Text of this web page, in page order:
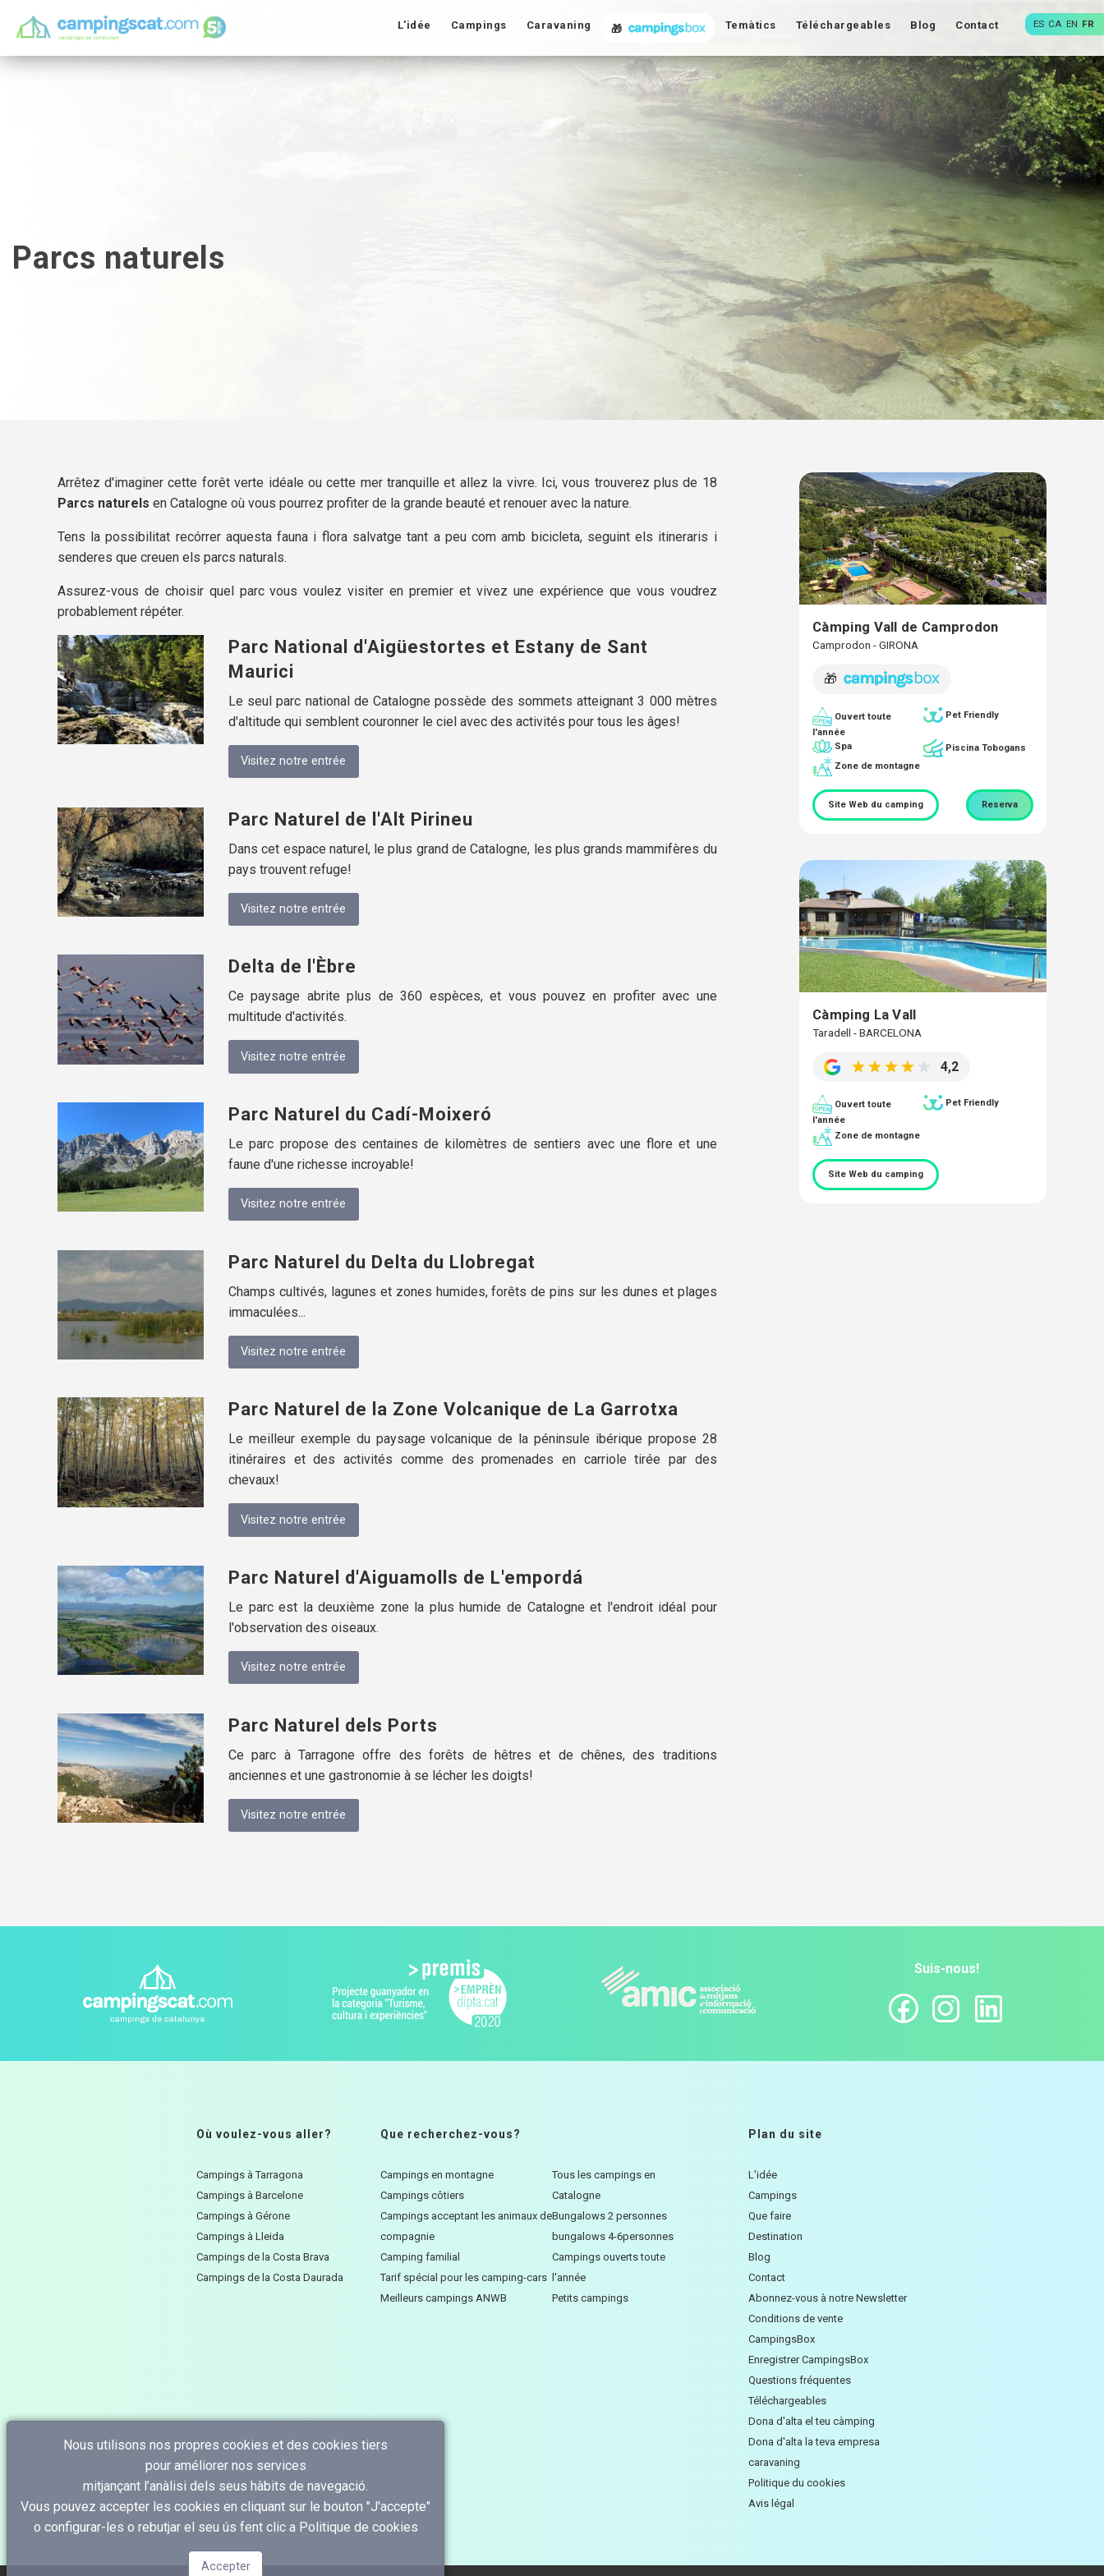
L'idée Campings Caravaning 🎁 Temàtics Téléchargeables Blog Contact ES CA EN FR
Parcs naturels
Arrêtez d'imaginer cette forêt verte idéale ou cette mer tranquille et allez la vivre. Ici, vous trouverez plus de 18
Parcs naturels en Catalogne où vous pourrez profiter de la grande beauté et renouer avec la nature.
Tens la possibilitat recórrer aquesta fauna i flora salvatge tant a peu com amb bicicleta, seguint els itineraris i
senderes que creuen els parcs naturals.
Assurez-vous de choisir quel parc vous voulez visiter en premier et vivez une expérience que vous voudrez
probablement répéter.
Parc National d'Aigüestortes et Estany de Sant
Maurici
Le seul parc national de Catalogne possède des sommets atteignant 3 000 mètres
d'altitude qui semblent couronner le ciel avec des activités pour tous les âges!
Visitez notre entrée
Parc Naturel de l'Alt Pirineu
Dans cet espace naturel, le plus grand de Catalogne, les plus grands mammifères du
pays trouvent refuge!
Visitez notre entrée
Delta de l'Èbre
Ce paysage abrite plus de 360 espèces, et vous pouvez en profiter avec une
multitude d'activités.
Visitez notre entrée
Parc Naturel du Cadí-Moixeró
Le parc propose des centaines de kilomètres de sentiers avec une flore et une
faune d'une richesse incroyable!
Visitez notre entrée
Parc Naturel du Delta du Llobregat
Champs cultivés, lagunes et zones humides, forêts de pins sur les dunes et plages
immaculées...
Visitez notre entrée
Parc Naturel de la Zone Volcanique de La Garrotxa
Le meilleur exemple du paysage volcanique de la péninsule ibérique propose 28
itinéraires et des activités comme des promenades en carriole tirée par des
chevaux!
Visitez notre entrée
Parc Naturel d'Aiguamolls de L'empordá
Le parc est la deuxième zone la plus humide de Catalogne et l'endroit idéal pour
l'observation des oiseaux.
Visitez notre entrée
Parc Naturel dels Ports
Ce parc à Tarragone offre des forêts de hêtres et de chênes, des traditions
anciennes et une gastronomie à se lécher les doigts!
Visitez notre entrée
Càmping Vall de Camprodon
Camprodon - GIRONA
🎁
Ouvert toute
l'année
Pet Friendly
Spa
Piscina Tobogans
Zone de montagne
Site Web du camping Reserva
Càmping La Vall
Taradell - BARCELONA
4,2
Ouvert toute
l'année
Pet Friendly
Zone de montagne
Site Web du camping
Suis-nous!
Où voulez-vous aller?
Campings à Tarragona
Campings à Barcelone
Campings à Gérone
Campings à Lleida
Campings de la Costa Brava
Campings de la Costa Daurada
Que recherchez-vous?
Campings en montagne
Campings côtiers
Campings acceptant les animaux de
compagnie
Camping familial
Tarif spécial pour les camping-cars
Meilleurs campings ANWB
Tous les campings en
Catalogne
Bungalows 2 personnes
bungalows 4-6personnes
Campings ouverts toute
l'année
Petits campings
Plan du site
L'idée
Campings
Que faire
Destination
Blog
Contact
Abonnez-vous à notre Newsletter
Conditions de vente
CampingsBox
Enregistrer CampingsBox
Questions fréquentes
Téléchargeables
Dona d'alta el teu càmping
Dona d'alta la teva empresa
caravaning
Politique du cookies
Avis légal
Nous utilisons nos propres cookies et des cookies tiers
pour améliorer nos services
mitjançant l’anàlisi dels seus hàbits de navegació.
Vous pouvez accepter les cookies en cliquant sur le bouton "J'accepte"
o configurar-les o rebutjar el seu ús fent clic a Politique de cookies
Accepter